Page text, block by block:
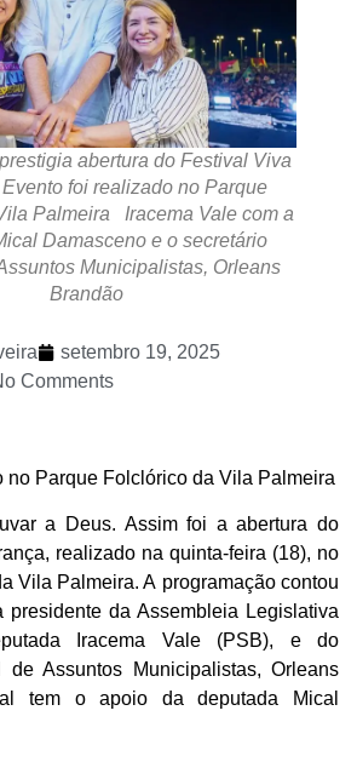
abertura do Festival Viva
foi realizado no Parque
Palmeira Iracema Vale com a
Damasceno e o secretário
Municipalistas, Orleans
Brandão
setembro 19, 2025
Comments
no Parque Folclórico da Vila Palmeira
a Deus. Assim foi a abertura do
realizado na quinta-feira (18), no
Vila Palmeira. A programação contou
presidente da Assembleia Legislativa
Iracema Vale (PSB), e do
de Assuntos Municipalistas, Orleans
tem o apoio da deputada Mical